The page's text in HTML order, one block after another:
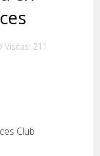
Visitas: 211
Club